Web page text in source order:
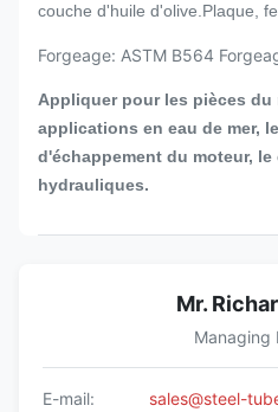
couche d'huile d'olive. Plaque,
Forgeage: ASTM B564
Appliquer pour les pièces du
applications en eau de mer,
d'échappement du moteur,
hydrauliques.
Mr.
Managing
E-mail:
sales@steel-